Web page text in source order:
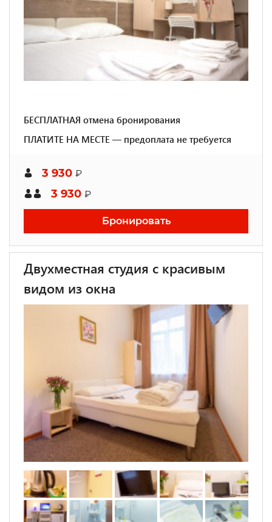
БЕСПЛАТНАЯ отмена бронирования
ПЛАТИТЕ НА МЕСТЕ — предоплата не требуется
3 930 ₽
3 930 ₽
Бронировать
Двухместная студия с красивым
видом из окна